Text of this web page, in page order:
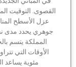
التوقيت المثالي
عزل الأسطح المناسب
يحدد مدى نجاح
المملكة يتسم بالحرارة
مئوية يساعد المواد